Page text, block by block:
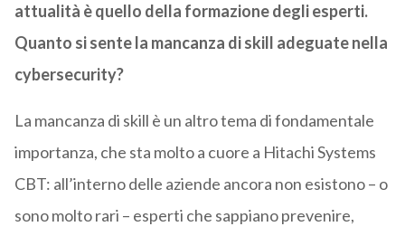
attualità è quello della formazione degli esperti.
Quanto si sente la mancanza di skill adeguate nella
cybersecurity?
La mancanza di skill è un altro tema di fondamentale
importanza, che sta molto a cuore a Hitachi Systems
CBT: all’interno delle aziende ancora non esistono – o
sono molto rari – esperti che sappiano prevenire,